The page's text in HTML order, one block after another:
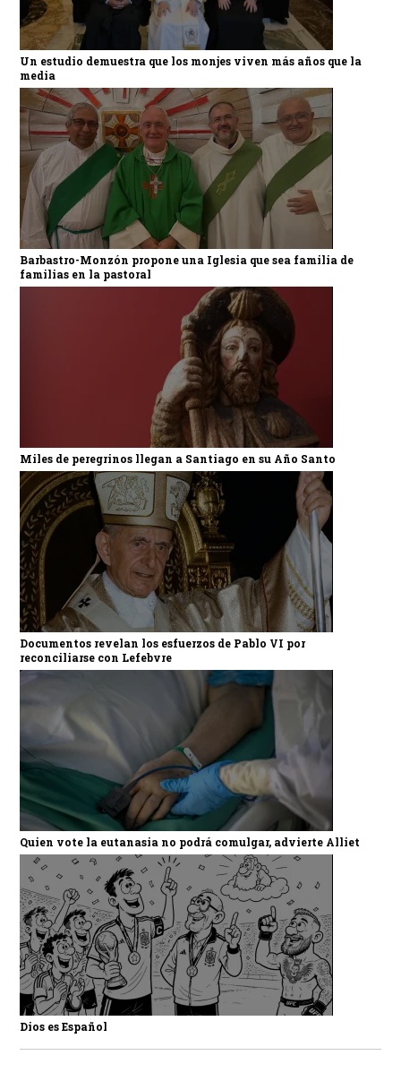
Un estudio demuestra que los monjes viven más años que la
media
Barbastro-Monzón propone una Iglesia que sea familia de
familias en la pastoral
Miles de peregrinos llegan a Santiago en su Año Santo
Documentos revelan los esfuerzos de Pablo VI por
reconciliarse con Lefebvre
Quien vote la eutanasia no podrá comulgar, advierte Alliet
Dios es Español